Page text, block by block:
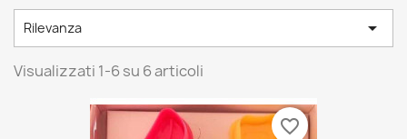
Rilevanza 
Visualizzati 1-6 su 6 articoli
favorite_border